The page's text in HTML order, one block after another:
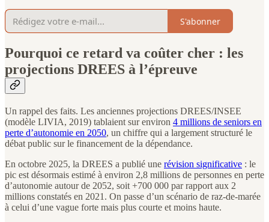
S'abonner
Pourquoi ce retard va coûter cher : les
projections DREES à l’épreuve
Un rappel des faits. Les anciennes projections DREES/INSEE
(modèle LIVIA, 2019) tablaient sur environ 4 millions de seniors en
perte d’autonomie en 2050, un chiffre qui a largement structuré le
débat public sur le financement de la dépendance.
En octobre 2025, la DREES a publié une révision significative : le
pic est désormais estimé à environ 2,8 millions de personnes en perte
d’autonomie autour de 2052, soit +700 000 par rapport aux 2
millions constatés en 2021. On passe d’un scénario de raz-de-marée
à celui d’une vague forte mais plus courte et moins haute.